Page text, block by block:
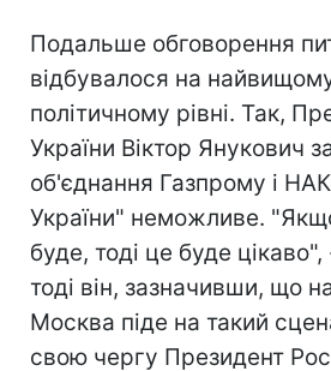
Подальше обговорення
відбувалося на
політичному рівні. Так,
України Віктор Янукович
об'єднання Газпрому і
України" неможливе.
буде, тоді це буде
тоді він, зазначивши, що
Москва піде на такий
свою чергу Президент